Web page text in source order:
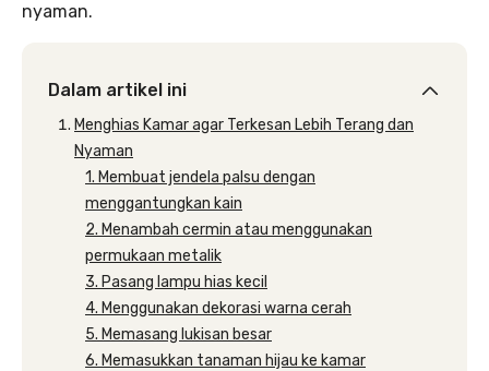
nyaman.
Dalam artikel ini
Menghias Kamar agar Terkesan Lebih Terang dan
Nyaman
1. Membuat jendela palsu dengan
menggantungkan kain
2. Menambah cermin atau menggunakan
permukaan metalik
3. Pasang lampu hias kecil
4. Menggunakan dekorasi warna cerah
5. Memasang lukisan besar
6. Memasukkan tanaman hijau ke kamar